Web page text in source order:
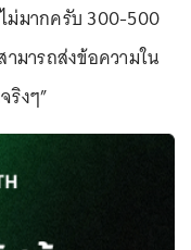
ม่มากครับ 300-500
ามารถส่งข้อความใน
ริงๆ”